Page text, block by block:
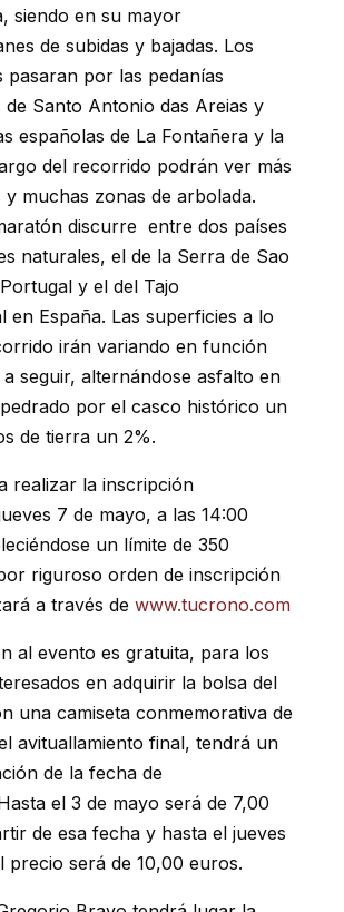
siendo en su mayor
de subidas y bajadas. Los
pasaran por las pedanías
de Santo Antonio das Areias y
españolas de La Fontañera y la
del recorrido podrán ver más
muchas zonas de arbolada.
discurre entre dos países
naturales, el de la Serra de Sao
y el del Tajo
en España. Las superficies a lo
irán variando en función
seguir, alternándose asfalto en
por el casco histórico un
de tierra un 2%.
realizar la inscripción
7 de mayo, a las 14:00
un límite de 350
riguroso orden de inscripción
a través de www.tucrono.com
al evento es gratuita, para los
en adquirir la bolsa del
una camiseta conmemorativa de
avituallamiento final, tendrá un
de la fecha de
el 3 de mayo será de 7,00
de esa fecha y hasta el jueves
precio será de 10,00 euros.